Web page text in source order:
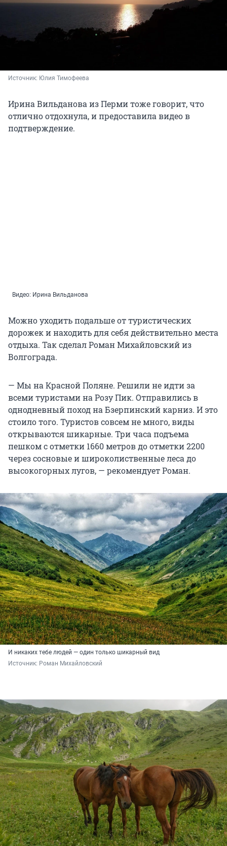
Источник: Юлия Тимофеева
Ирина Вильданова из Перми тоже говорит, что
отлично отдохнула, и предоставила видео в
подтверждение.
Видео: Ирина Вильданова
Можно уходить подальше от туристических
дорожек и находить для себя действительно места
отдыха. Так сделал Роман Михайловский из
Волгограда.
— Мы на Красной Поляне. Решили не идти за
всеми туристами на Розу Пик. Отправились в
однодневный поход на Бзерпинский карниз. И это
стоило того. Туристов совсем не много, виды
открываются шикарные. Три часа подъема
пешком с отметки 1660 метров до отметки 2200
через сосновые и широколиственные леса до
высокогорных лугов, — рекомендует Роман.
И никаких тебе людей — один только шикарный вид
Источник: Роман Михайловский